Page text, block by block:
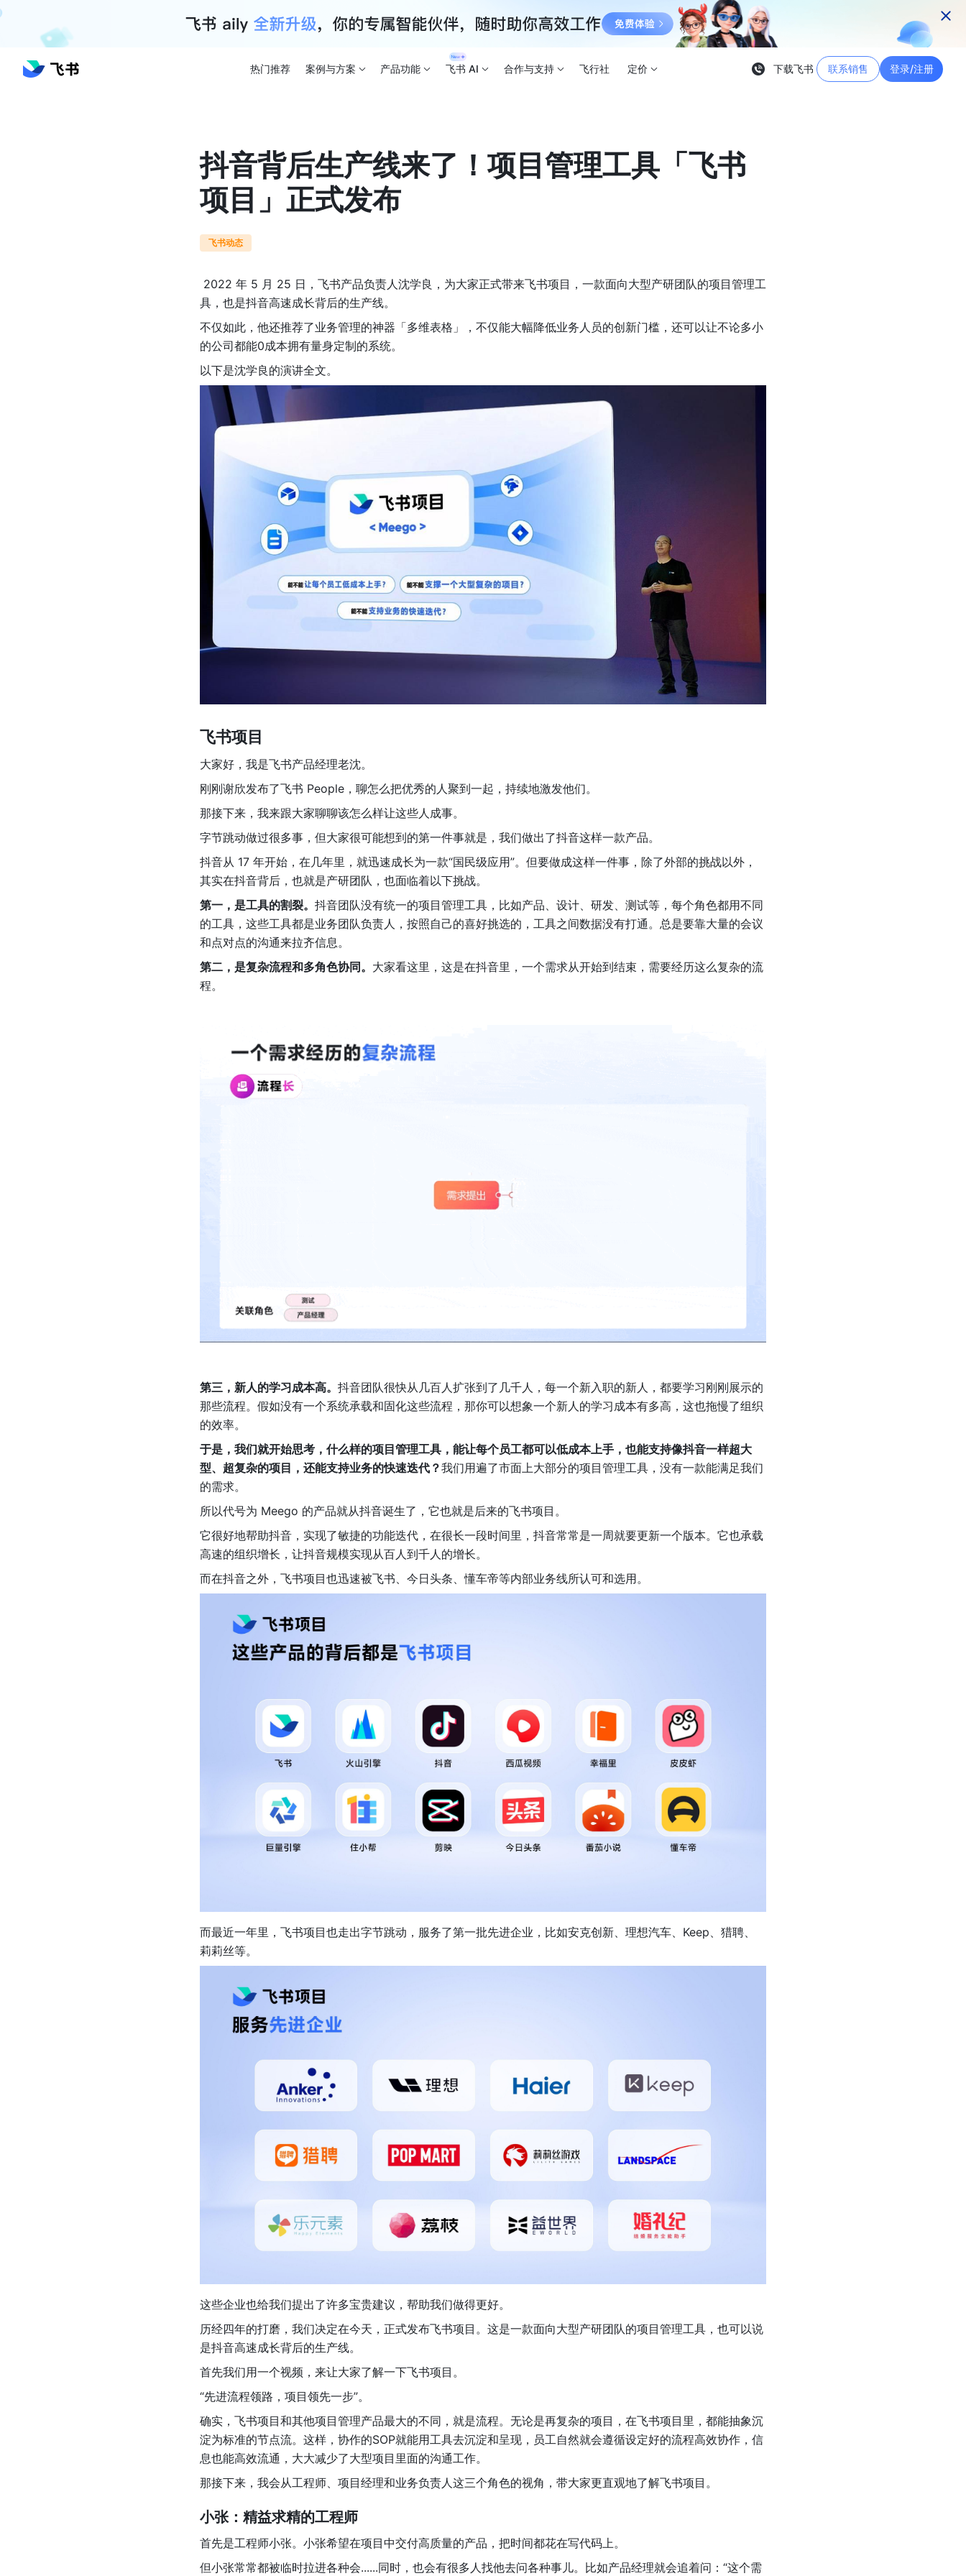
热门推荐 案例与方案 产品功能 飞书 AI 合作与支持 飞行社 定价 下载飞书 联系销售 登录/注册
抖音背后生产线来了！项目管理工具「飞书
项目」正式发布
飞书动态
具，也是抖音高速成长背后的生产线。
不仅如此，他还推荐了业务管理的神器「多维表格」，不仅能大幅降低业务人员的创新门槛，还可以让不论多小
的公司都能0成本拥有量身定制的系统。
以下是沈学良的演讲全文。
飞书项目
大家好，我是飞书产品经理老沈。
刚刚谢欣发布了飞书 People，聊怎么把优秀的人聚到一起，持续地激发他们。
那接下来，我来跟大家聊聊该怎么样让这些人成事。
字节跳动做过很多事，但大家很可能想到的第一件事就是，我们做出了抖音这样一款产品。
抖音从 17 年开始，在几年里，就迅速成长为一款“国民级应用”。但要做成这样一件事，除了外部的挑战以外，
其实在抖音背后，也就是产研团队，也面临着以下挑战。
第一，是工具的割裂。 抖音团队没有统一的项目管理工具，比如产品、设计、研发、测试等，每个角色都用不同
的工具，这些工具都是业务团队负责人，按照自己的喜好挑选的，工具之间数据没有打通。总是要靠大量的会议
和点对点的沟通来拉齐信息。
第二，是复杂流程和多角色协同。 大家看这里，这是在抖音里，一个需求从开始到结束，需要经历这么复杂的流
程。
第三，新人的学习成本高。 抖音团队很快从几百人扩张到了几千人，每一个新入职的新人，都要学习刚刚展示的
那些流程。假如没有一个系统承载和固化这些流程，那你可以想象一个新人的学习成本有多高，这也拖慢了组织
的效率。
于是，我们就开始思考，什么样的项目管理工具，能让每个员工都可以低成本上手，也能支持像抖音一样超大
型、超复杂的项目，还能支持业务的快速迭代？我们用遍了市面上大部分的项目管理工具，没有一款能满足我们
的需求。
所以代号为 Meego 的产品就从抖音诞生了，它也就是后来的飞书项目。
它很好地帮助抖音，实现了敏捷的功能迭代，在很长一段时间里，抖音常常是一周就要更新一个版本。它也承载
高速的组织增长，让抖音规模实现从百人到千人的增长。
而在抖音之外，飞书项目也迅速被飞书、今日头条、懂车帝等内部业务线所认可和选用。
而最近一年里，飞书项目也走出字节跳动，服务了第一批先进企业，比如安克创新、理想汽车、Keep、猎聘、
莉莉丝等。
这些企业也给我们提出了许多宝贵建议，帮助我们做得更好。
历经四年的打磨，我们决定在今天，正式发布飞书项目。这是一款面向大型产研团队的项目管理工具，也可以说
是抖音高速成长背后的生产线。
首先我们用一个视频，来让大家了解一下飞书项目。
“先进流程领路，项目领先一步”。
确实，飞书项目和其他项目管理产品最大的不同，就是流程。无论是再复杂的项目，在飞书项目里，都能抽象沉
淀为标准的节点流。这样，协作的SOP就能用工具去沉淀和呈现，员工自然就会遵循设定好的流程高效协作，信
息也能高效流通，大大减少了大型项目里面的沟通工作。
那接下来，我会从工程师、项目经理和业务负责人这三个角色的视角，带大家更直观地了解飞书项目。
小张：精益求精的工程师
首先是工程师小张。小张希望在项目中交付高质量的产品，把时间都花在写代码上。
但小张常常都被临时拉进各种会......同时，也会有很多人找他去问各种事儿。比如产品经理就会追着问：“这个需